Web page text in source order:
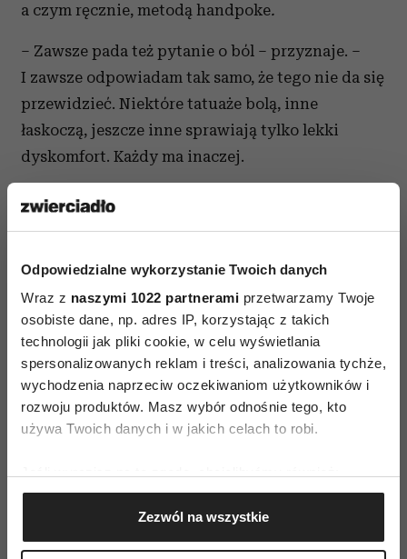
Odpowiedzialne wykorzystanie Twoich danych
Wraz z naszymi 1022 partnerami przetwarzamy Twoje
osobiste dane, np. adres IP, korzystając z takich
technologii jak pliki cookie, w celu wyświetlania
spersonalizowanych reklam i treści, analizowania tychże,
wychodzenia naprzeciw oczekiwaniom użytkowników i
rozwoju produktów. Masz wybór odnośnie tego, kto
używa Twoich danych i w jakich celach to robi.
Gromadzić dane dotyczące Twojej lokalizacji
geograficznej z dokładnością nawet do kilku metrów
Identyfikować Twoje urządzenie, aktywnie
Zezwól na wszystkie
a czym ręcznie, metodą handpoke.
– Zawsze pada też pytanie o ból – przyznaje. –
I zawsze odpowiadam tak samo, że tego nie da się
przewidzieć. Niektóre tatuaże bolą, inne
łaskoczą, jeszcze inne sprawiają tylko lekki
dyskomfort. Każdy ma inaczej.
Jednak nawet jeśli boli, to jest to ból, który sami
o wiele łatwiej znieść, niż kiedy boli nas brzuch
i niepokoimy się z jakiego powodu.
Czytaj także